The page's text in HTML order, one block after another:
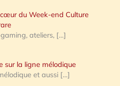
du Week-end Culture
ateliers, […]
sur la ligne mélodique
et aussi […]